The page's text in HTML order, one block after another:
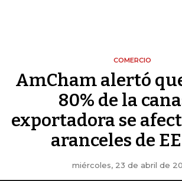
COMERCIO
AmCham alertó
80% de la
exportadora se
aranceles de
miércoles, 23 de abril de